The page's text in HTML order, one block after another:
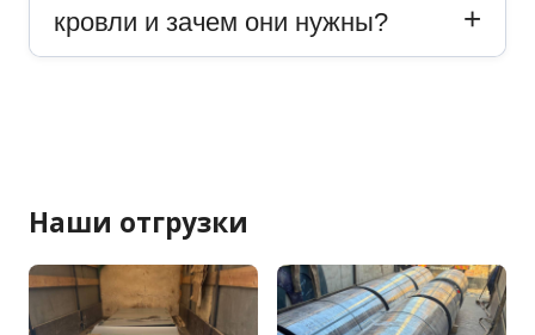
кровли и зачем они нужны?
Наши отгрузки